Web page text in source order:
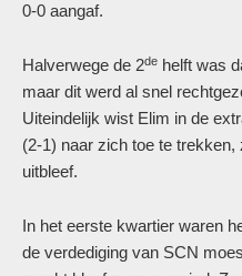
0-0 aangaf.
Halverwege de 2de helft was
maar dit werd al snel
Uiteindelijk wist Elim in de
(2-1) naar zich toe te
uitbleef.
In het eerste kwartier waren
de verdediging van SCN